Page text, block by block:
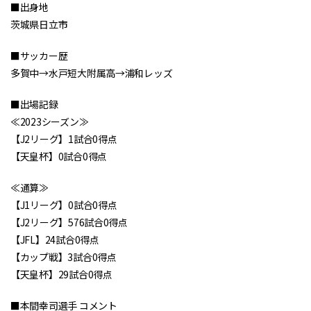
■出身地
茨城県日立市
■サッカー歴
多賀中→水戸短大附属高→浦和レッズ
■出場記録
≪2023シーズン≫
【J2リーグ】1試合0得点
【天皇杯】0試合0得点
≪通算≫
【J1リーグ】0試合0得点
【J2リーグ】576試合0得点
【JFL】24試合0得点
【カップ戦】3試合0得点
【天皇杯】29試合0得点
■本間幸司選手 コメント